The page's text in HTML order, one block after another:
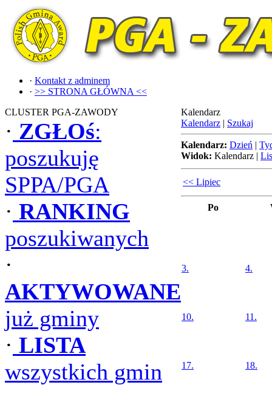
· Kontakt z adminem
· >> STRONA GŁÓWNA <<
CLUSTER PGA-ZAWODY
· ZGŁOś:
poszukuję
SPPA/PGA
· RANKING
poszukiwanych
·
AKTYWOWANE
już gminy
· LISTA
wszystkich gmin
Kalendarz
Kalendarz | Szukaj
Kalendarz: Dzień |
Widok: Kalendarz |
<< Lipiec
Po
3. 4.
10. 11.
17. 18.